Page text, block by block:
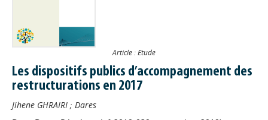
Article : Etude
Les dispositifs publics d’accompagnement des
restructurations en 2017
Jihene GHRAIRI ; Dares